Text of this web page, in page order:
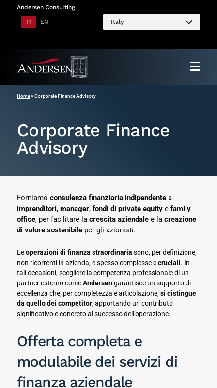
contenuto
Andersen Consulting
IT EN Italy
Home»Corporate Finance Advisory
Corporate Finance
Advisory
Forniamo consulenza finanziaria indipendente a
imprenditori, manager, fondi di private equity e family
office, per facilitare la crescita aziendale e la creazione
di valore sostenibile per gli azionisti.
Leoperazioni di finanza straordinaria sono, per definizione,
non ricorrenti in azienda, e spesso complesse ecruciali. In
tali occasioni, scegliere la competenza professionale di un
partner esterno comeAndersengarantisce un supporto di
eccellenza che, per completezza e articolazione,si distingue
da quello dei competitor, apportando un contributo
significativo e concreto al successo dell’operazione.
Offerta completa e
modulabile dei servizi di
finanza aziendale